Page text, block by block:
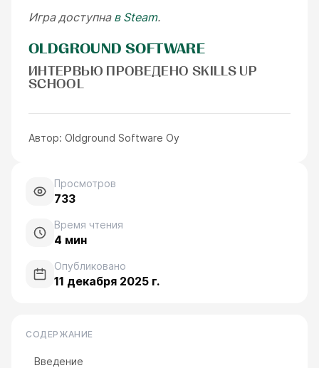
Игра доступна в Steam.
OLDGROUND SOFTWARE
ИНТЕРВЬЮ ПРОВЕДЕНО SKILLS UP
SCHOOL
Автор: Oldground Software Oy
Просмотров
733
Время чтения
4 мин
Опубликовано
11 декабря 2025 г.
СОДЕРЖАНИЕ
Введение